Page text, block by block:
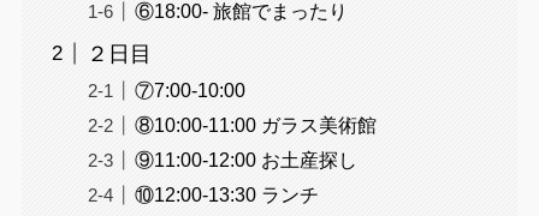
⑥18:00- 旅館でまったり
２日目
⑦7:00-10:00
⑧10:00-11:00 ガラス美術館
⑨11:00-12:00 お土産探し
⑩12:00-13:30 ランチ